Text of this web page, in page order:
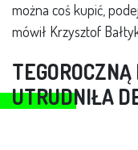
można coś kupić,
mówił Krzysztof
UTRUDNIŁA